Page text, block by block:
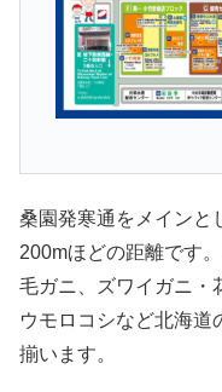
桑園発寒通をメインと
200mほどの距離です
毛ガニ、ズワイガニ・
ウモロコシなど北海道
揃います。